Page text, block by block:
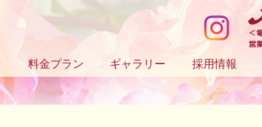
料金プラン ギャラリー 採用情報